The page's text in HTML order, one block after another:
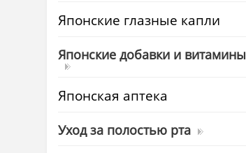
Японские глазные капли
Японские добавки и витамины
Японская аптека
Уход за полостью рта